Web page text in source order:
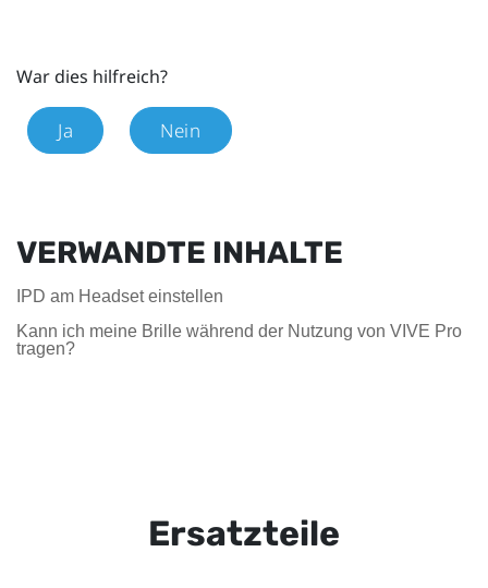
War dies hilfreich?
Ja Nein
VERWANDTE INHALTE
IPD am Headset einstellen
Kann ich meine Brille während der Nutzung von VIVE Pro
tragen?
Ersatzteile